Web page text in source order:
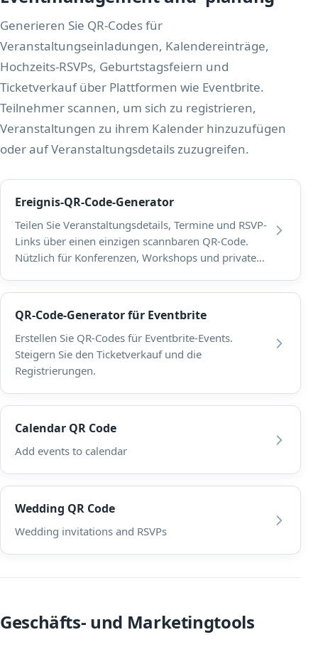
Generieren Sie QR-Codes für
Veranstaltungseinladungen, Kalendereinträge,
Hochzeits-RSVPs, Geburtstagsfeiern und
Ticketverkauf über Plattformen wie Eventbrite.
Teilnehmer scannen, um sich zu registrieren,
Veranstaltungen zu ihrem Kalender hinzuzufügen
oder auf Veranstaltungsdetails zuzugreifen.
Ereignis-QR-Code-Generator
Teilen Sie Veranstaltungsdetails, Termine und RSVP-
Links über einen einzigen scannbaren QR-Code.
Nützlich für Konferenzen, Workshops und private
QR-Code-Generator für Eventbrite
Erstellen Sie QR-Codes für Eventbrite-Events.
Steigern Sie den Ticketverkauf und die
Registrierungen.
Calendar QR Code
Add events to calendar
Wedding QR Code
Wedding invitations and RSVPs
Geschäfts- und Marketingtools